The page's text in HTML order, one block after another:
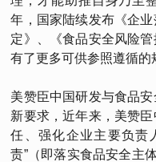
年，国家陆续发布《企
定》、《食品安全风险
有了更多可供参照遵循的
美赞臣中国研发与食品
新要求，近年来，美赞
任、强化企业主要负责
责”（即落实食品安全主